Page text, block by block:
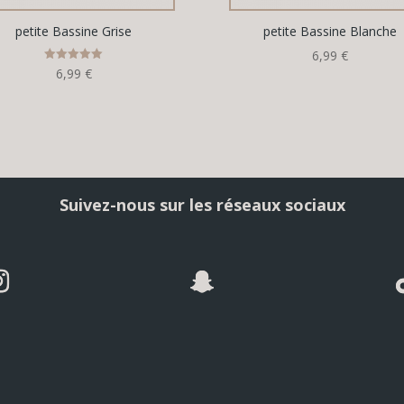
petite Bassine Grise
Note
5.00
6,99 €
petite Bassine Blanche
6,99€
Suivez-nous sur les réseaux sociaux